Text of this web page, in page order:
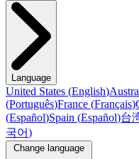
Language
United States (English)
(Português)France (Français)
(Español)Spain (Español)台
국어)
Change language